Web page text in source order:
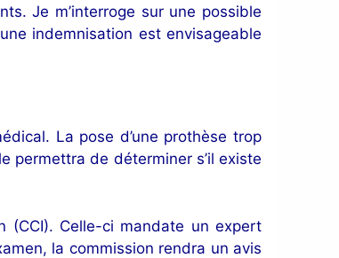
Je m’interroge sur une possible
indemnisation est envisageable
La pose d’une prothèse trop
permettra de déterminer s’il existe
(CCI). Celle-ci mandate un expert
la commission rendra un avis